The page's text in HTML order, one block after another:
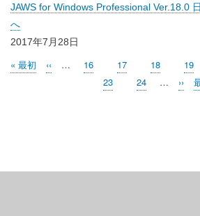
JAWS for Windows Professional Ver.18.0
へ
2017年7月28日
ペ
先
« 最初
前
‹‹ … Page
16 Page
17 Page
18 Page
19
Page
23 Page
24 …
次
››